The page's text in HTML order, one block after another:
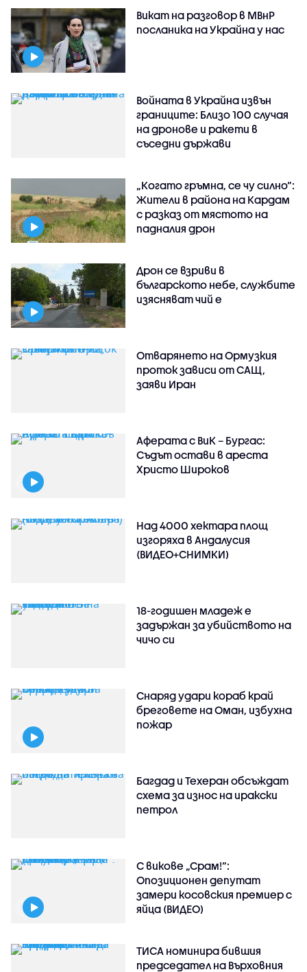
Викат на разговор в МВнР
посланика на Украйна у нас
Войната в Украйна извън
границите: Близо 100 случая
на дронове и ракети в
съседни държави
„Когато гръмна, се чу силно“:
Жители в района на Кардам
с разказ от мястото на
падналия дрон
Дрон се взриви в
българското небе, службите
изясняват чий е
Отварянето на Ормузкия
проток зависи от САЩ,
заяви Иран
Аферата с ВиК – Бургас:
Съдът остави в ареста
Христо Широков
Над 4000 хектара площ
изгоряха в Андалусия
(ВИДЕО+СНИМКИ)
18-годишен младеж е
задържан за убийството на
чичо си
Снаряд удари кораб край
бреговете на Оман, избухна
пожар
Багдад и Техеран обсъждат
схема за износ на иракски
петрол
С викове „Срам!“:
Опозиционен депутат
замери косовския премиер с
яйца (ВИДЕО)
ТИСА номинира бившия
председател на Върховния